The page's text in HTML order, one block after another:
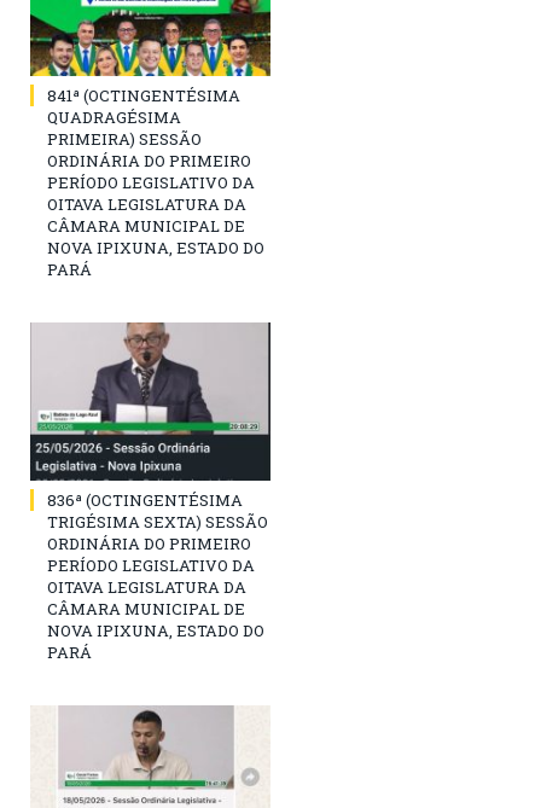
841ª (OCTINGENTÉSIMA
QUADRAGÉSIMA
PRIMEIRA) SESSÃO
ORDINÁRIA DO PRIMEIRO
PERÍODO LEGISLATIVO DA
OITAVA LEGISLATURA DA
CÂMARA MUNICIPAL DE
NOVA IPIXUNA, ESTADO DO
PARÁ
836ª (OCTINGENTÉSIMA
TRIGÉSIMA SEXTA) SESSÃO
ORDINÁRIA DO PRIMEIRO
PERÍODO LEGISLATIVO DA
OITAVA LEGISLATURA DA
CÂMARA MUNICIPAL DE
NOVA IPIXUNA, ESTADO DO
PARÁ